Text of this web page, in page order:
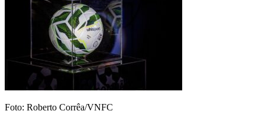
Foto: Roberto Corrêa/VNFC